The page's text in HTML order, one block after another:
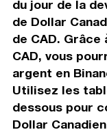
du jour de la
de Dollar
de CAD.
CAD, vous
argent en
Utilisez les
dessous pour
Dollar